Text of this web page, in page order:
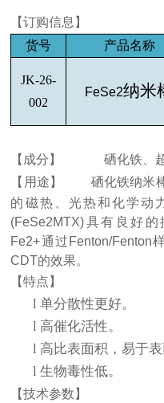
【订购信息】
货号
产品名称
JK-26-
002
FeSe2纳米
【成分】
硒化铁、
【用途】
硒化铁纳米
的磁热、光热和化学动
(FeSe2MTX)具有良好的
Fe2+通过 Fenton/Fenton
CDT的效果。
【特点】
l 单分散性更好。
l 高催化活性。
l 高比表面积，易于表
l 生物毒性低。
【技术参数】